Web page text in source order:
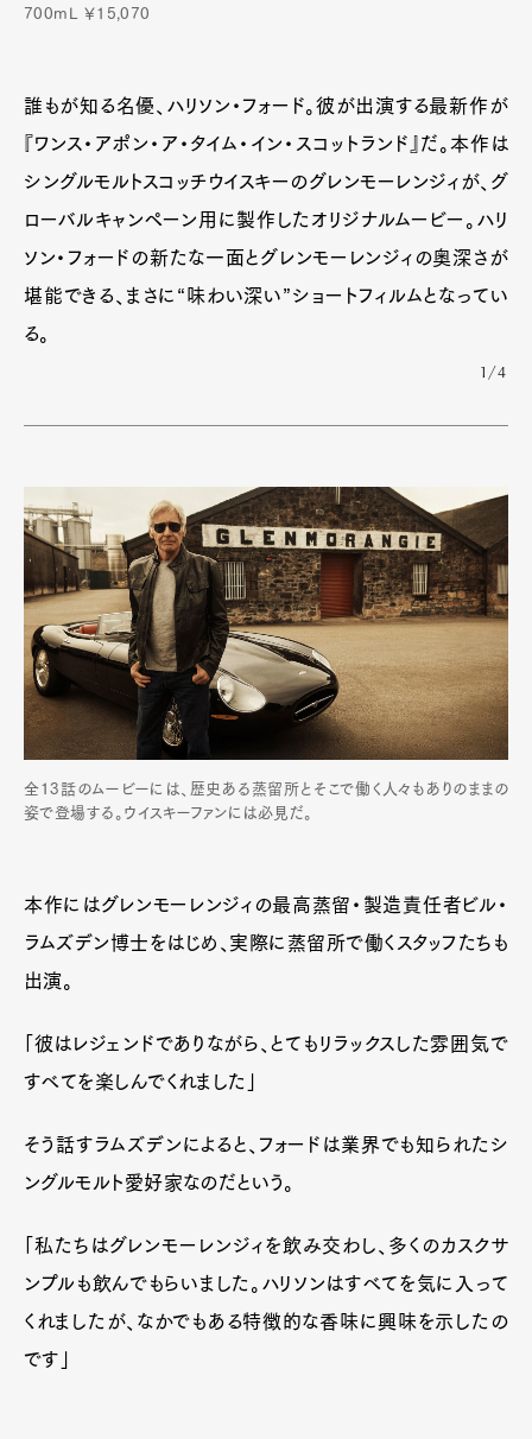
700mL ￥15,070
誰もが知る名優、ハリソン・フォード。彼が出演する最新作が
『ワンス・アポン・ア・タイム・イン・スコットランド』だ。本作は
シングルモルトスコッチウイスキーのグレンモーレンジィが、グ
ローバルキャンペーン用に製作したオリジナルムービー。ハリ
ソン・フォードの新たな一面とグレンモーレンジィの奥深さが
堪能できる、まさに“味わい深い”ショートフィルムとなってい
る。
1/4
全13話のムービーには、歴史ある蒸留所とそこで働く人々もありのままの
姿で登場する。ウイスキーファンには必見だ。
本作にはグレンモーレンジィの最高蒸留・製造責任者ビル・
ラムズデン博士をはじめ、実際に蒸留所で働くスタッフたちも
出演。
「彼はレジェンドでありながら、とてもリラックスした雰囲気で
すべてを楽しんでくれました」
そう話すラムズデンによると、フォードは業界でも知られたシ
ングルモルト愛好家なのだという。
「私たちはグレンモーレンジィを飲み交わし、多くのカスクサ
ンプルも飲んでもらいました。ハリソンはすべてを気に入って
くれましたが、なかでもある特徴的な香味に興味を示したの
です」